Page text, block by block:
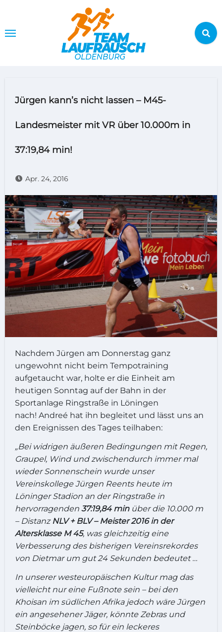
springen
Jürgen kann’s nicht lassen – M45-
Landesmeister mit VR über 10.000m in
37:19,84 min!
Apr. 24, 2016
Nachdem Jürgen am Donnerstag ganz
ungewohnt nicht beim Tempotraining
aufgetaucht war, holte er die Einheit am
heutigen Sonntag auf der Bahn in der
Sportanlage Ringstraße in Löningen
nach! Andreé hat ihn begleitet und lässt uns an
den Ereignissen des Tages teilhaben:
„Bei widrigen äußeren Bedingungen mit Regen,
Graupel, Wind und zwischendurch immer mal
wieder Sonnenschein wurde unser
Vereinskollege Jürgen Reents heute im
Löninger Stadion an der Ringstraße in
hervorragenden 37:19,84 minüber die 10.000 m
– Distanz NLV + BLV – Meister 2016 in der
Altersklasse M 45, was gleichzeitig eine
Verbesserung des bisherigen Vereinsrekordes
von Dietmar um gut 24 Sekunden bedeutet …
In unserer westeuropäischen Kultur mag das
vielleicht nur eine Fußnote sein – bei den
Khoisan im südlichen Afrika jedoch wäre Jürgen
ein angesehener Jäger, könnte Zebras und
Steinböcke jagen, so für ein leckeres